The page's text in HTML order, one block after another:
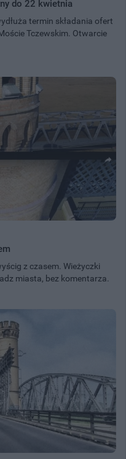
do 22 kwietnia
termin składania ofert
Tczewskim. Otwarcie
z czasem. Wieżyczki
miasta, bez komentarza.